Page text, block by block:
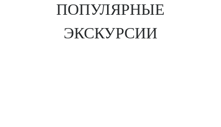
ПОПУЛЯРНЫЕ
ЭКСКУРСИИ